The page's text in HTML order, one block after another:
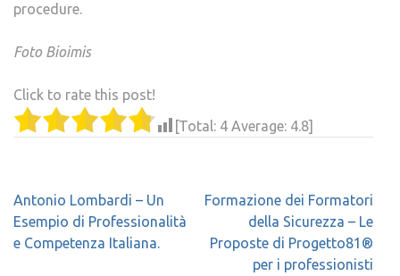
procedure.
Foto Bioimis
Click to rate this post!
[Total: 4 Average: 4.8]
Navigazione
articoli
Antonio Lombardi – Un
Esempio di Professionalità
e Competenza Italiana.
Formazione dei Formatori
della Sicurezza – Le
Proposte di Progetto81®
per i professionisti